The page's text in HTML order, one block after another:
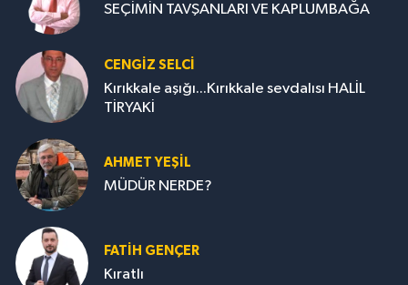
SEÇİMİN TAVŞANLARI VE KAPLUMBAĞA
CENGİZ SELCİ
Kırıkkale aşığı...Kırıkkale sevdalısı HALİL
TİRYAKİ
AHMET YEŞİL
MÜDÜR NERDE?
FATIH GENÇER
Kıratlı